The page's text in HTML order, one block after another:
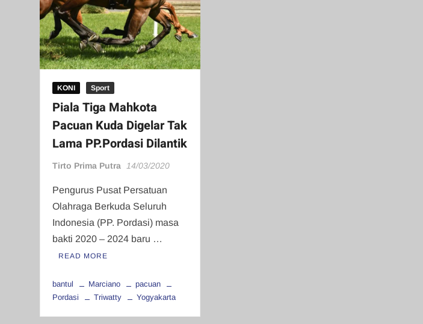
KONI Sport
Piala Tiga Mahkota
Pacuan Kuda Digelar Tak
Lama PP.Pordasi Dilantik
Tirto Prima Putra 14/03/2020
Pengurus Pusat Persatuan
Olahraga Berkuda Seluruh
Indonesia (PP. Pordasi) masa
bakti 2020 – 2024 baru …
READ MORE
bantul Marciano
pacuan
Pordasi
Triwatty Yogyakarta